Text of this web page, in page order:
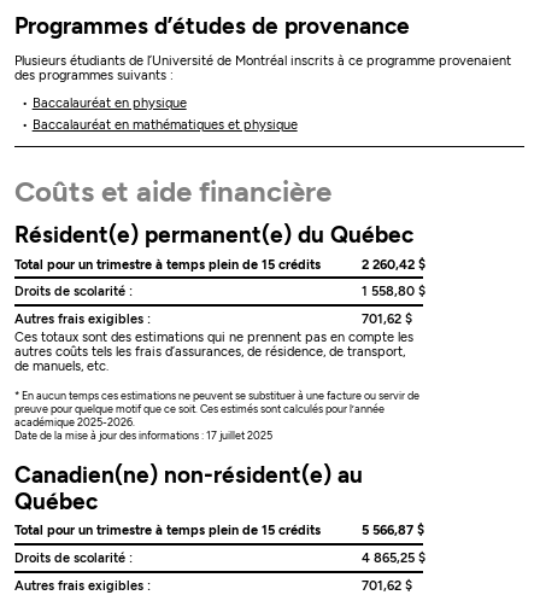
Programmes d’études de provenance
Plusieurs étudiants de l’Université de Montréal inscrits à ce programme provenaient
des programmes suivants :
Baccalauréat en physique
Baccalauréat en mathématiques et physique
Coûts et aide financière
Résident(e) permanent(e) du Québec
Total pour un trimestre à temps plein de 15 crédits
2 260,42 $
Droits de scolarité :
1 558,80 $
Autres frais exigibles :
701,62 $
Ces totaux sont des estimations qui ne prennent pas en compte les
autres coûts tels les frais d’assurances, de résidence, de transport,
de manuels, etc.
* En aucun temps ces estimations ne peuvent se substituer à une facture ou servir de
preuve pour quelque motif que ce soit. Ces estimés sont calculés pour l’année
académique 2025-2026.
Date de la mise à jour des informations : 17 juillet 2025
Canadien(ne) non-résident(e) au
Québec
Total pour un trimestre à temps plein de 15 crédits
5 566,87 $
Droits de scolarité :
4 865,25 $
Autres frais exigibles :
701,62 $